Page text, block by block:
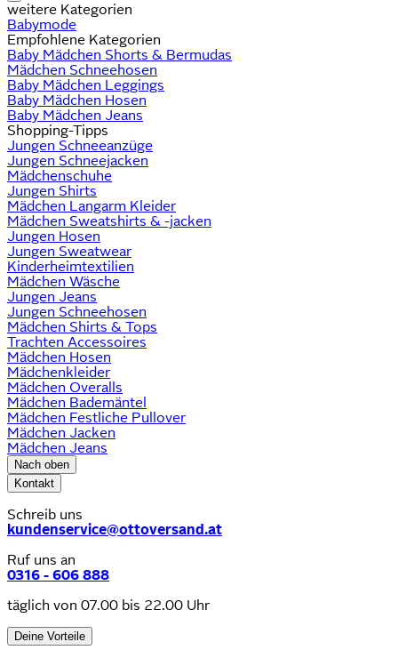
weitere Kategorien
Babymode
Empfohlene Kategorien
Baby Mädchen Shorts & Bermudas
Mädchen Schneehosen
Baby Mädchen Leggings
Baby Mädchen Hosen
Baby Mädchen Jeans
Shopping-Tipps
Jungen Schneeanzüge
Jungen Schneejacken
Mädchenschuhe
Jungen Shirts
Mädchen Langarm Kleider
Mädchen Sweatshirts & -jacken
Jungen Hosen
Jungen Sweatwear
Kinderheimtextilien
Mädchen Wäsche
Jungen Jeans
Jungen Schneehosen
Mädchen Shirts & Tops
Trachten Accessoires
Mädchen Hosen
Mädchenkleider
Mädchen Overalls
Mädchen Bademäntel
Mädchen Festliche Pullover
Mädchen Jacken
Mädchen Jeans
Nach oben
Kontakt
Schreib uns
kundenservice@ottoversand.at
Ruf uns an
0316 - 606 888
täglich von 07.00 bis 22.00 Uhr
Deine Vorteile